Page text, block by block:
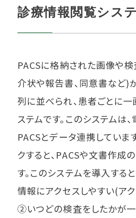
診療情報閲覧シス
PACSに格納された画像や
介状や報告書、同意書など)
列に並べられ、患者ごとに
ステムです。このシステムは
PACSとデータ連携していま
クすると、PACSや文書作成
す。このシステムを導入する
情報にアクセスしやすい(ア
②いつどの検査をしたかが